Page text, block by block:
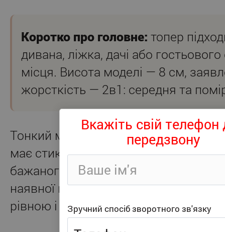
Коротко про головне: топер
дивана, ліжка, дачі або
місця. Висота моделі — 8 см,
жорсткість — 2в1: середня та
Тонкий матрац потрібен тоді, коли
має стики, локальні нерівності або
бажаного рівня комфорту. Топер
наявної поверхні та допомагає
рівною і зручною.
Вкажіть свій телефон
передзвону
Зручний спосіб зворотного зв'язку